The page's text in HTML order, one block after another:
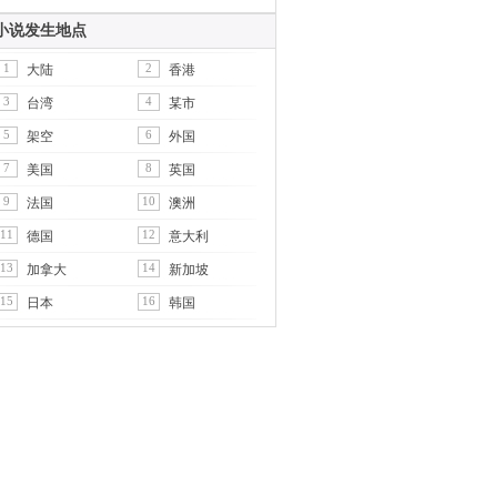
说发生地点
1 大陆 2 香港
3 台湾 4 某市
5 架空 6 外国
7 美国 8 英国
9 法国 10 澳洲
11 德国 12 意大利
13 加拿大 14 新加坡
15 日本 16 韩国